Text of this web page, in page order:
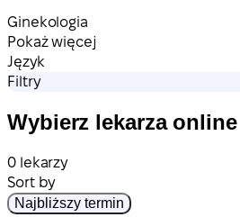
Ginekologia
Pokaż więcej
Język
Filtry
Wybierz lekarza online
0 lekarzy
Sort by
Najbliższy termin